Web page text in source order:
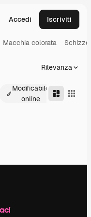
Accedi Iscriviti
Macchia colorata
Rilevanza
Modificabile
online